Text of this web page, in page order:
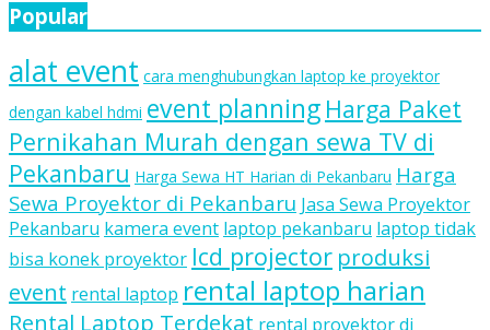
Popular
alat event cara menghubungkan laptop ke proyektor
dengan kabel hdmi event planning Harga Paket
Pernikahan Murah dengan sewa TV di
Pekanbaru Harga Sewa HT Harian di Pekanbaru Harga
Sewa Proyektor di Pekanbaru Jasa Sewa Proyektor
Pekanbaru kamera event laptop pekanbaru laptop tidak
bisa konek proyektor lcd projector produksi
event rental laptop rental laptop harian
Rental Laptop Terdekat rental proyektor di